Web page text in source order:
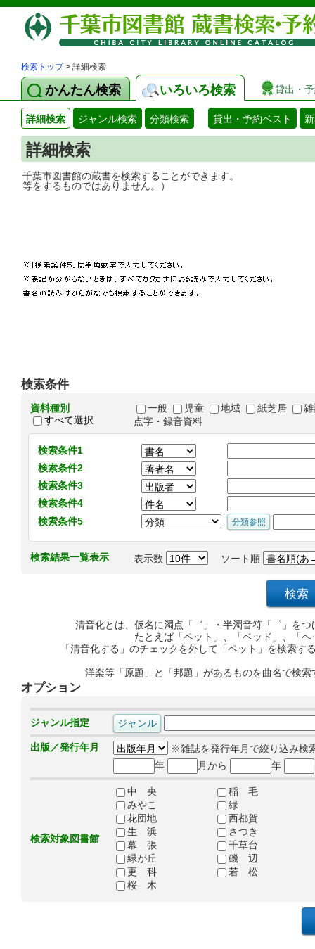
検索トップ> 詳細検索
かんたん検索 いろいろ検索 貸出・
詳細検索 ジャンル検索 分類検索 貸出・予約ベスト
詳細検索
千葉市図書館の蔵書を検索することがで
等をするものではありません。）
検索条件
資料種別
すべて選択
一般 児童 地域 紙芝居
点字・録音資料
検索条件1
検索条件2
検索条件3
検索条件4
検索条件5
検索結果一覧表示 表示数 ソート順
清音化とは、仮名に濁点「゛」・半濁音符「゜」を
たとえば「ペット」、「ベッド」、「
「清音化する」のチェックを外して「ペット」を検索
洋楽等「原題」と「邦題」があるものを曲名で検
オプション
ジャンル指定
出版／発行年月
※雑誌を発行年月で絞り込み検
年
月から 年
検索対象図書館
中 央
稲 毛
みやこ
緑
花団地
西都賀
生 浜
さつき
幕 張
千草台
緑が丘
磯 辺
更 科
若 松
桜 木